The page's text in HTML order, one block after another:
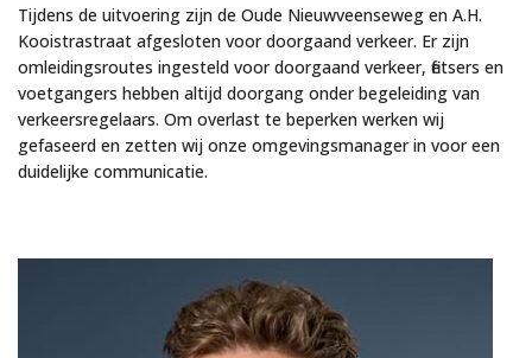
Tijdens de uitvoering zijn de Oude Nieuwveenseweg en A.H.
Kooistrastraat afgesloten voor doorgaand verkeer. Er zijn
omleidingsroutes ingesteld voor doorgaand verkeer, fietsers en
voetgangers hebben altijd doorgang onder begeleiding van
verkeersregelaars. Om overlast te beperken werken wij
gefaseerd en zetten wij onze omgevingsmanager in voor een
duidelijke communicatie.